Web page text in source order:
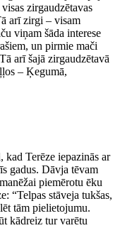
zirgaudzētavas
arī zirgi – visam
viņam šāda interese
un pirmie mači
arī šajā zirgaudzētavā
– Ķegumā,
kad Terēze iepazinās ar
gadus. Dāvja tēvam
piemērotu ēku
“Telpas stāveja tukšas,
tām pielietojumu.
kādreiz tur varētu